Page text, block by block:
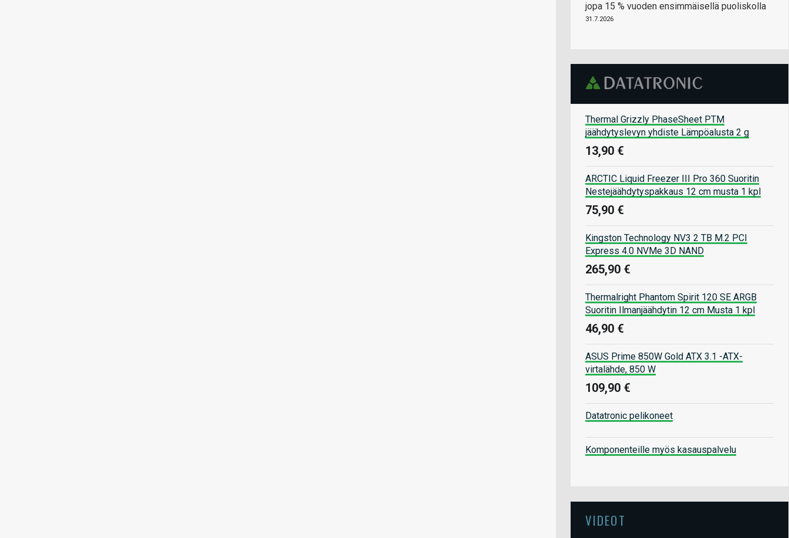
jopa 15 % vuoden ensimmäisellä puoliskolla
31.7.2026
Thermal Grizzly PhaseSheet PTM
jäähdytyslevyn yhdiste Lämpöalusta 2 g
13,90 €
ARCTIC Liquid Freezer III Pro 360 Suoritin
Nestejäähdytyspakkaus 12 cm musta 1 kpl
75,90 €
Kingston Technology NV3 2 TB M.2 PCI
Express 4.0 NVMe 3D NAND
265,90 €
Thermalright Phantom Spirit 120 SE ARGB
Suoritin Ilmanjäähdytin 12 cm Musta 1 kpl
46,90 €
ASUS Prime 850W Gold ATX 3.1 -ATX-
virtalähde, 850 W
109,90 €
Datatronic pelikoneet
Komponenteille myös kasauspalvelu
VIDEOT